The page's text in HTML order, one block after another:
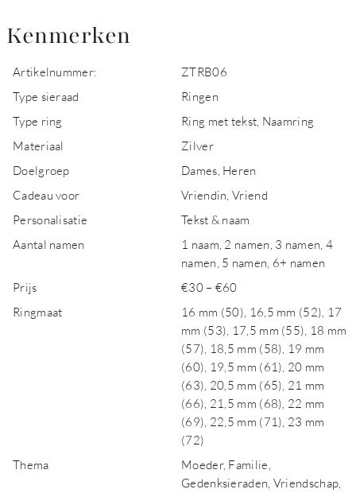
Kenmerken
Artikelnummer:
ZTRB06
Type sieraad
Ringen
Type ring
Ring met tekst, Naamring
Materiaal
Zilver
Doelgroep
Dames, Heren
Cadeau voor
Vriendin, Vriend
Personalisatie
Tekst & naam
Aantal namen
1 naam, 2 namen, 3 namen, 4
namen, 5 namen, 6+ namen
Prijs
€30 – €60
Ringmaat
16 mm (50), 16,5 mm (52), 17
mm (53), 17,5 mm (55), 18 mm
(57), 18,5 mm (58), 19 mm
(60), 19,5 mm (61), 20 mm
(63), 20,5 mm (65), 21 mm
(66), 21,5 mm (68), 22 mm
(69), 22,5 mm (71), 23 mm
(72)
Thema
Moeder, Familie,
Gedenksieraden, Vriendschap,